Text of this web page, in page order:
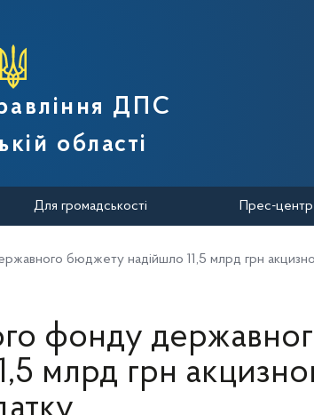
України
ДПС
області
Для громадськості Прес-центр
бюджету надійшло 11,5 млрд грн
фонду
млрд грн